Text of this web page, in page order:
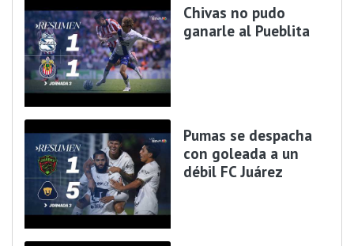
Chivas no pudo
ganarle al Pueblita
Pumas se despacha
con goleada a un
débil FC Juárez